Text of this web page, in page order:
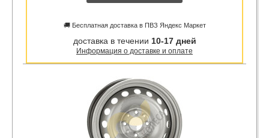
🚚 Бесплатная доставка в ПВЗ Яндекс Маркет
доставка в течении 10-17 дней
Информация о доставке и оплате